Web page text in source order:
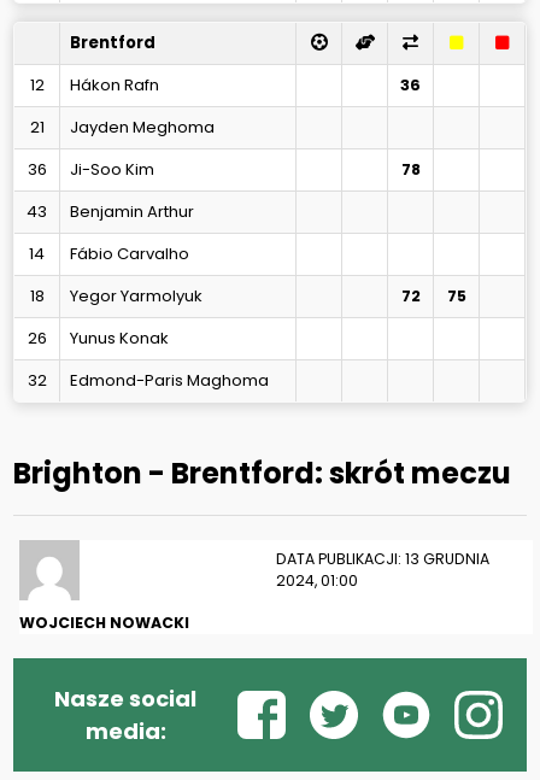
Brentford
12
Hákon Rafn 36
21
Jayden Meghoma
36
Ji-Soo Kim 78
43
Benjamin Arthur
14
Fábio Carvalho
18
Yegor Yarmolyuk 72 75
26
Yunus Konak
32
Edmond-Paris Maghoma
Brighton - Brentford: skrót meczu
DATA PUBLIKACJI: 13 GRUDNIA
2024, 01:00
WOJCIECH NOWACKI
Nasze social
media: